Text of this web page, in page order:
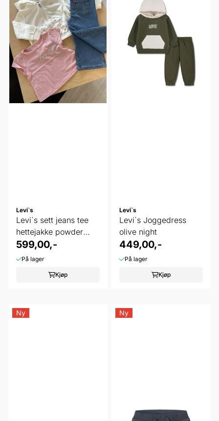
Levi`s
Levi`s sett jeans tee
hettejakke powder
pink
599,00,-
På lager
Kjøp
Levi`s
Levi`s Joggedress
olive night
449,00,-
På lager
Kjøp
Ny Ny